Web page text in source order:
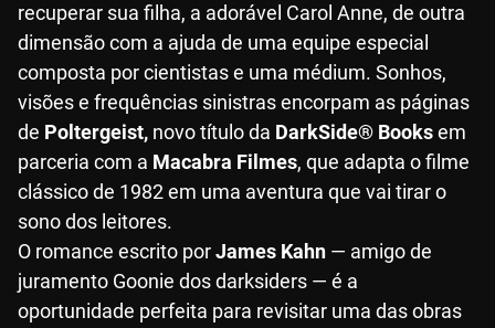
recuperar sua filha, a adorável Carol Anne, de outra
dimensão com a ajuda de uma equipe especial
composta por cientistas e uma médium. Sonhos,
visões e frequências sinistras encorpam as páginas
de Poltergeist, novo título da DarkSide® Booksem
parceria com a Macabra Filmes, que adapta o filme
clássico de 1982 em uma aventura que vai tirar o
sono dos leitores.
O romance escrito porJames Kahn — amigo de
juramento Goonie dos darksiders — é a
oportunidade perfeita para revisitar uma das obras